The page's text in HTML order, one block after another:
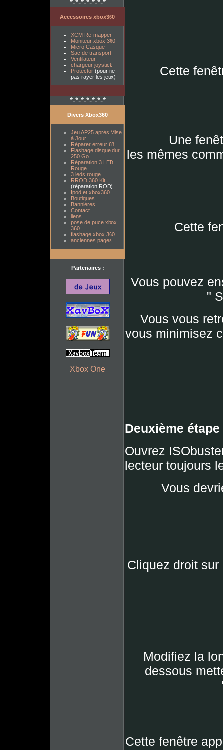
*-*-*-*-*-*-*
Accessoires xbox360
XCM Re-mapper
Moniteur xbox 360
Micro Casque
Sac de transport
Ventilateur
chargeur joystick
Protector (pour ne
pas rayer les jeux)
*-*-*-*-*-*-*
Divers Xbox360
Jeu AP25 après Mise
à Jour
Réparer erreur 68
Flashage disque dur
250 Go
Réparation 3 LED
Rouge
3 leds rouge
RROD 360 Kit
(réparation ROD)
Ipod et xbox360
Boutiques
Bannières
Contact
liens
pose de puce xbox
360
flashage xbox 360
anciennes pages
Partenaires :
Xbox One
Cette
Une
les mêmes
Cette
Vous pouvez
"
Vous vous
vous minimisez
Deuxième étape
Ouvrez
lecteur toujours
Vous
Cliquez droit
Modifiez la
dessous
Cette fenêtre